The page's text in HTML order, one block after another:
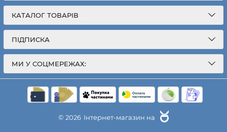
КАТАЛОГ ТОВАРІВ
ПІДПИСКА
МИ У СОЦМЕРЕЖАХ:
© 2026 Інтернет-магазин на